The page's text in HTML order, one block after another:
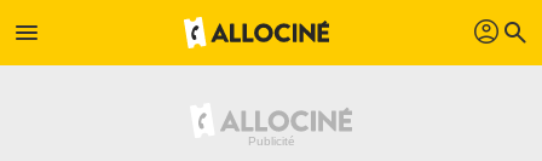
menu profil search